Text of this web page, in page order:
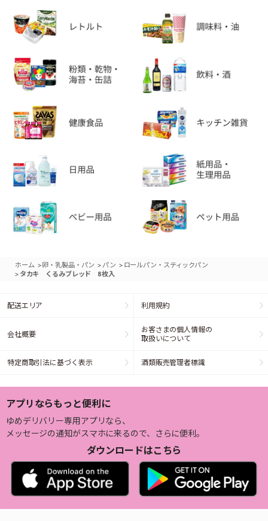
ホーム >卵・乳製品・パン > パン > ロールパン・スティックパン
> タカキ くるみブレッド 8枚入
配送エリア 利用規約
会社概要
お客さまの個人情報の
取扱いについて
特定商取引法に基づく表示 酒類販売管理者標識
アプリならもっと便利に
ゆめデリバリー専用アプリなら、
メッセージの通知がスマホに来るので、さらに便利。
ダウンロードはこちら